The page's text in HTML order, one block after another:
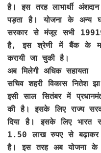
है। इस तरह लाभार्थी
पड़ता है। योजना के अन्य
सरकार से मंजूर सभी
है, इस श्रेणी में बैंक के
करायी जा चुकी है।
अब मिलेगी अधिक सहायता
सचिव शहरी विकास नितेश
इसी साल सितंबर में
की है। इसके लिए राज्य
दिया है। इसके लिए भारत
1.50 लाख रुपए से
है। इस तरह अब योजना के